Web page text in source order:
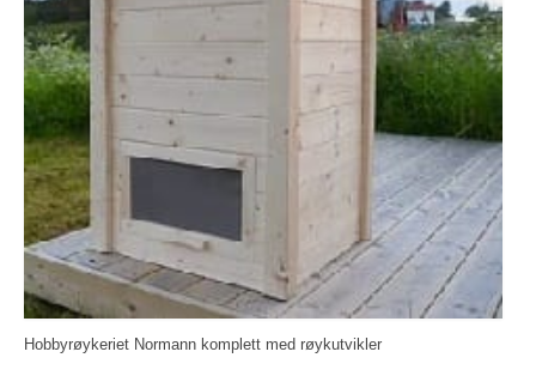
Hobbyrøykeriet Normann komplett med røykutvikler